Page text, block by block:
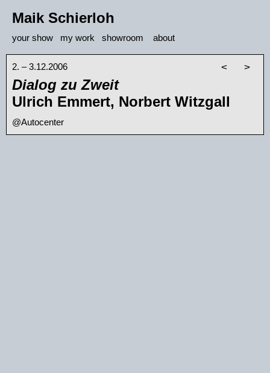
Maik Schierloh
your show my work showroom about
< >
2. – 3.12.2006
Dialog zu Zweit
Ulrich Emmert, Norbert Witzgall
@Autocenter